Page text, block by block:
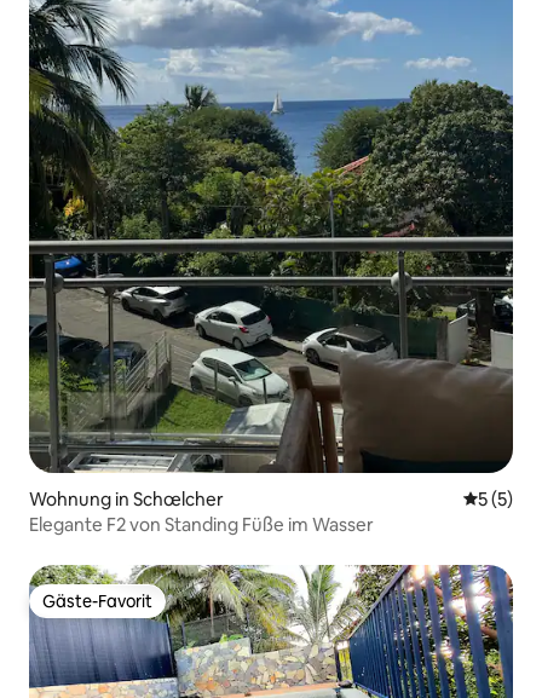
Wohnung in Schœlcher
5 (5)
Elegante F2 von Standing Füße im Wasser
Gäste-Favorit
Gäste-Favorit